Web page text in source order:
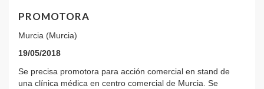
PROMOTORA
Murcia (Murcia)
19/05/2018
Se precisa promotora para acción comercial en stand de
una clínica médica en centro comercial de Murcia. Se